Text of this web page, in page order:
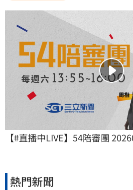
【#直播中LIVE】54陪審團
熱門新聞